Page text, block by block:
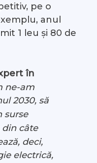
pe o
anul
1 leu și 80 de
în
ne-am
2030, să
surse
din câte
deci,
electrică,